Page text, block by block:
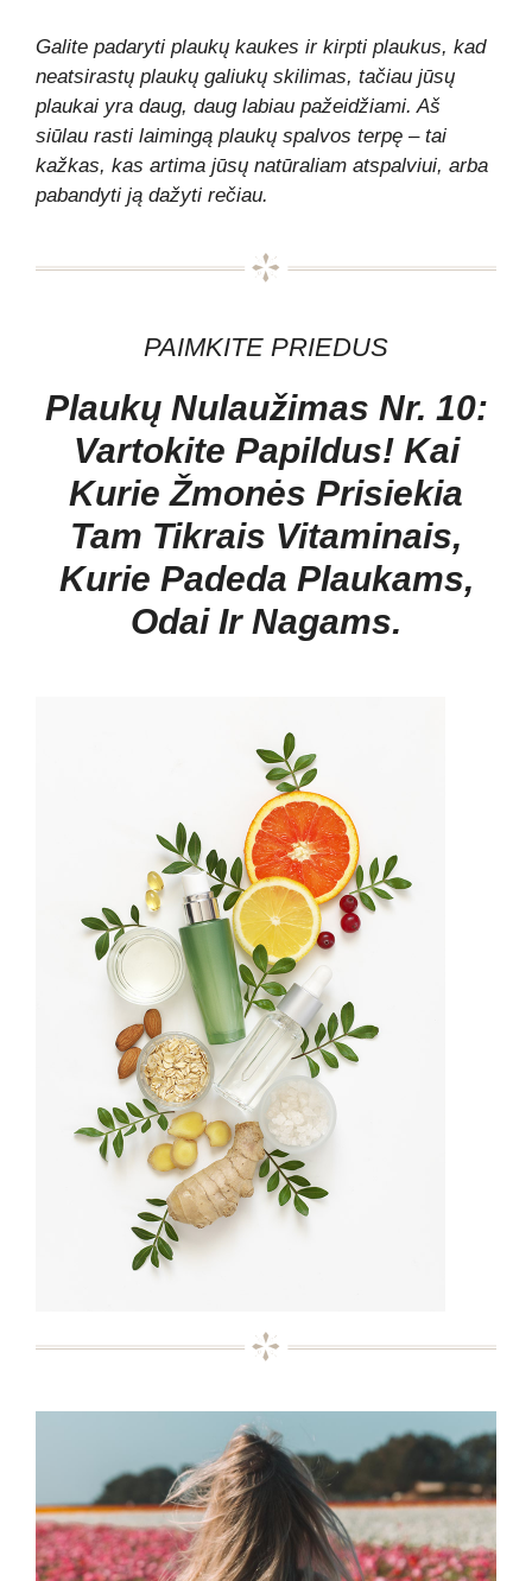
Galite padaryti plaukų kaukes ir kirpti plaukus, kad
neatsirastų plaukų galiukų skilimas, tačiau jūsų
plaukai yra daug, daug labiau pažeidžiami. Aš
siūlau rasti laimingą plaukų spalvos terpę – tai
kažkas, kas artima jūsų natūraliam atspalviui, arba
pabandyti ją dažyti rečiau.
PAIMKITE PRIEDUS
Plaukų Nulaužimas Nr. 10:
Vartokite Papildus! Kai
Kurie Žmonės Prisiekia
Tam Tikrais Vitaminais,
Kurie Padeda Plaukams,
Odai Ir Nagams.